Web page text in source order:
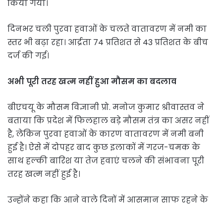
किया गया।
दिनभर चली पुरवा हवाओं के चलते वातावरण में नमी का
स्तर भी बढ़ा रहा। आर्द्रता 74 प्रतिशत से 43 प्रतिशत के बीच
दर्ज की गई।
अभी पूरी तरह खत्म नहीं हुआ मौसम का बदलाव
बीएचयू के मौसम विज्ञानी प्रो. मनोज कुमार श्रीवास्तव ने
बताया कि प्रदेश में फिलहाल बड़े मौसम तंत्र का असर नहीं
है, लेकिन पुरवा हवाओं के कारण वातावरण में नमी बनी
हुई है। ऐसे में दोपहर बाद कुछ इलाकों में गरज-चमक के
साथ हल्की बारिश या तेज हवाएं चलने की संभावना पूरी
तरह खत्म नहीं हुई है।
उन्होंने कहा कि आने वाले दिनों में आसमान साफ रहने के